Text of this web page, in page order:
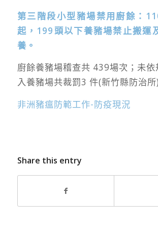
第三階段小型豬場禁用廚餘：
起，199頭以下養豬場禁止搬運
養。
廚餘養豬場稽查共 439場次；未依
入養豬場共裁罰3 件(新竹縣防治所
非洲豬瘟防範工作-防疫現況
Share this entry